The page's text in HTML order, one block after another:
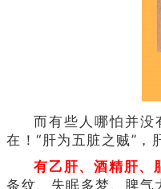
而有些人哪怕并没
在！“肝为五脏之贼”，
有乙肝、酒精肝、
条纹、失眠多梦、脾气